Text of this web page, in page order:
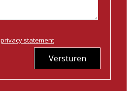
privacy statement
Versturen